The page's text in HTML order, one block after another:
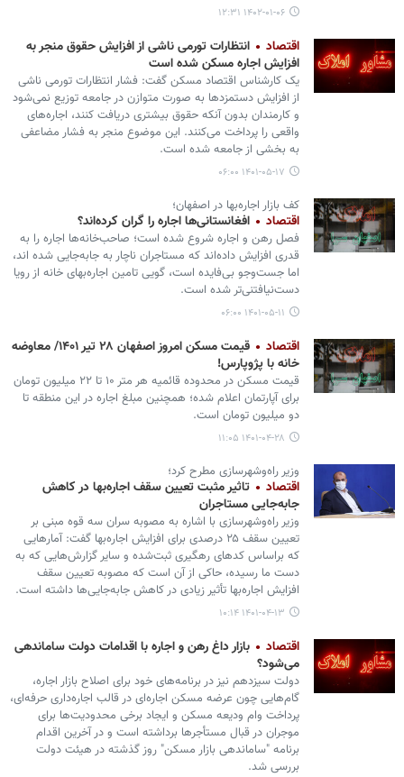
۱۴۰۲-۰۱-۰۶ ۱۲:۳۱
اقتصاد
انتظارات تورمی ناشی از افزایش حقوق منجر به
افزایش اجاره مسکن شده است
یک کارشناس اقتصاد مسکن گفت: فشار انتظارات تورمی ناشی
از افزایش دستمزدها به صورت متوازن در جامعه توزیع نمی‌شود
و کارمندان بدون آنکه حقوق بیشتری دریافت کنند، اجاره‌های
واقعی را پرداخت می‌کنند. این موضوع منجر به فشار مضاعفی
به بخشی از جامعه شده است.
۱۴۰۱-۰۵-۱۷ ۰۶:۰۰
کف بازار اجاره‌بها در اصفهان؛
اقتصاد افغانستانی‌ها اجاره را گران کرده‌اند؟
فصل رهن و اجاره شروع شده است؛ صاحب‌خانه‌ها اجاره را به
قدری افزایش داده‌اند که مستاجران ناچار به جابه‌جایی شده اند،
اما جست‌وجو بی‌فایده است، گویی تامین اجاره‌بهای خانه از رویا
دست‌نیافتنی‌تر شده است.
۱۴۰۱-۰۵-۱۱ ۰۶:۰۰
اقتصاد
قیمت مسکن امروز اصفهان ۲۸ تیر ۱۴۰۱/ معاوضه
خانه با پژوپارس!
قیمت مسکن در محدوده قائمیه هر متر ۱۰ تا ۲۲ میلیون تومان
برای آپارتمان اعلام شده؛ همچنین مبلغ اجاره در این منطقه تا
دو میلیون تومان است.
۱۴۰۱-۰۴-۲۸ ۱۱:۰۵
وزیر راه‌وشهرسازی مطرح کرد؛
اقتصاد
تاثیر مثبت تعیین سقف اجاره‌بها در کاهش
جابه‌جایی مستاجران
وزیر راه‌وشهرسازی با اشاره به مصوبه سران سه قوه مبنی بر
تعیین سقف ۲۵ درصدی برای افزایش اجاره‌بها گفت: آمارهایی
که براساس کدهای رهگیری ثبت‌شده و سایر گزارش‌هایی که به
دست ما رسیده، حاکی از آن است که مصوبه تعیین سقف
افزایش اجاره‌بها تأثیر زیادی در کاهش جابه‌جایی‌ها داشته است.
۱۴۰۱-۰۴-۱۳ ۱۰:۱۴
اقتصاد
بازار داغ رهن و اجاره با اقدامات دولت ساماندهی
می‌شود؟
دولت سیزدهم نیز در برنامه‌های خود برای اصلاح بازار اجاره،
گام‌هایی چون عرضه مسکن اجاره‌ای در قالب اجاره‌داری حرفه‌ای،
پرداخت وام ودیعه مسکن و ایجاد برخی محدودیت‌ها برای
موجران در قبال مستأجرها برداشته است و در آخرین اقدام
برنامه "ساماندهی بازار مسکن" روز گذشته در هیئت دولت
بررسی شد.